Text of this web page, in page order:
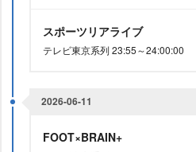
スポーツリアライブ
テレビ東京系列 23:55～24:00:00
2026-06-11
FOOT×BRAIN+